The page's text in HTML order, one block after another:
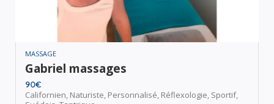
MASSAGE
Gabriel massages
90€
Californien, Naturiste, Personnalisé, Réflexologie, Sportif,